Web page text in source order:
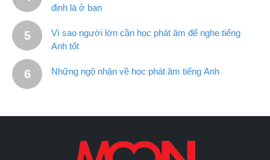
định là ở bạn
Vì sao người lớn cần học phát âm để nghe tiếng
Anh tốt
Những ngộ nhận về học phát âm tiếng Anh